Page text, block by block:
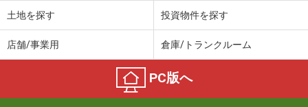
土地を探す 投資物件を探す
店舗/事業用 倉庫/トランクルーム
PC版へ